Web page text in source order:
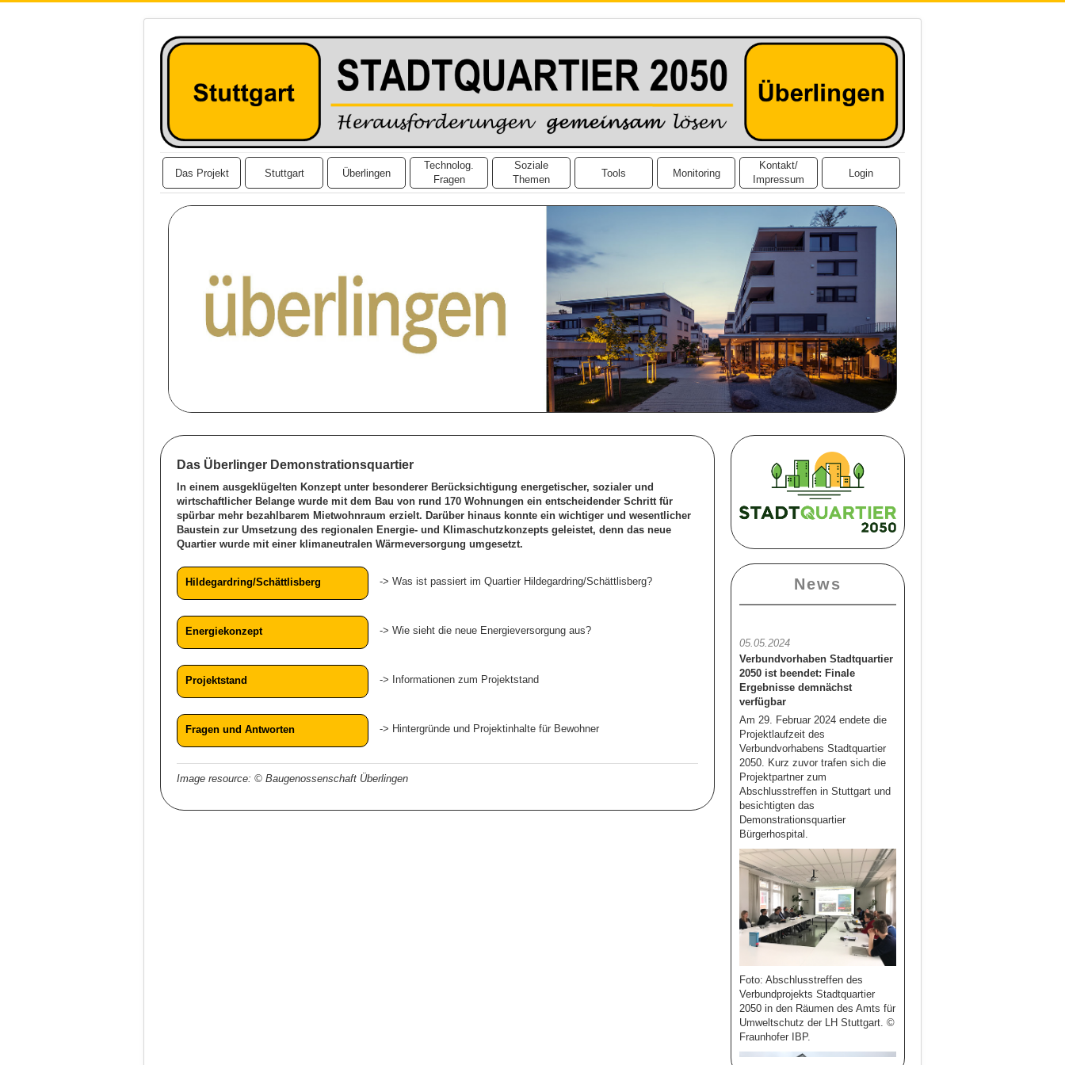
Das Projekt Stuttgart Überlingen
Technolog.
Fragen
Soziale
Themen
Tools Monitoring
Kontakt/
Impressum
Login
Das Überlinger Demonstrationsquartier
In einem ausgeklügelten Konzept unter besonderer Berücksichtigung energetischer, sozialer und
wirtschaftlicher Belange wurde mit dem Bau von rund 170 Wohnungen ein entscheidender Schritt für
spürbar mehr bezahlbarem Mietwohnraum erzielt. Darüber hinaus konnte ein wichtiger und wesentlicher
Baustein zur Umsetzung des regionalen Energie- und Klimaschutzkonzepts geleistet, denn das neue
Quartier wurde mit einer klimaneutralen Wärmeversorgung umgesetzt.
Hildegardring/Schättlisberg -> Was ist passiert im Quartier Hildegardring/Schättlisberg?
Energiekonzept -> Wie sieht die neue Energieversorgung aus?
Projektstand -> Informationen zum Projektstand
Fragen und Antworten -> Hintergründe und Projektinhalte für Bewohner
Image resource: © Baugenossenschaft Überlingen
News
05.05.2024
Verbundvorhaben Stadtquartier
2050 ist beendet: Finale
Ergebnisse demnächst
verfügbar
Am 29. Februar 2024 endete die
Projektlaufzeit des
Verbundvorhabens Stadtquartier
2050. Kurz zuvor trafen sich die
Projektpartner zum
Abschlusstreffen in Stuttgart und
besichtigten das
Demonstrationsquartier
Bürgerhospital.
Foto: Abschlusstreffen des
Verbundprojekts Stadtquartier
2050 in den Räumen des Amts für
Umweltschutz der LH Stuttgart. ©
Fraunhofer IBP.